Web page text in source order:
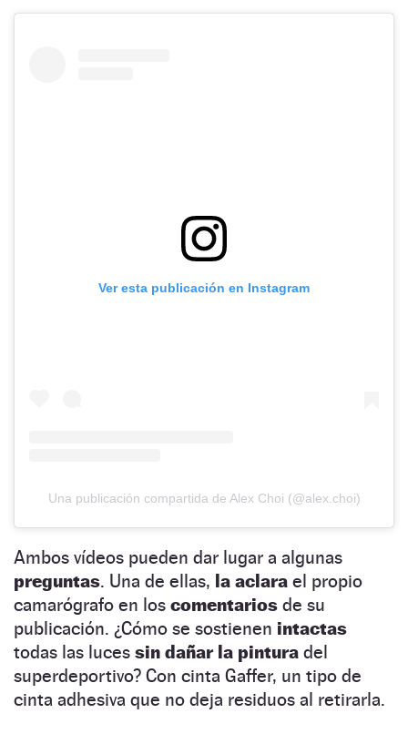
Ver esta publicación en Instagram
Una publicación compartida de Alex Choi (@alex.choi)
Ambos vídeos pueden dar lugar a algunas
preguntas. Una de ellas, la aclara el propio
camarógrafo en los comentarios de su
publicación. ¿Cómo se sostienen intactas
todas las luces sin dañar la pintura del
superdeportivo? Con cinta Gaffer, un tipo de
cinta adhesiva que no deja residuos al retirarla.